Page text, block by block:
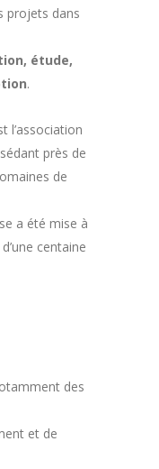
projets dans
étude,
.
l’association
près de
de
a été mise à
centaine
des
et de